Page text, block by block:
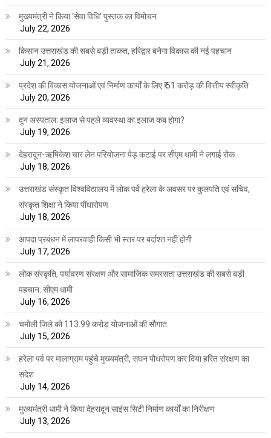
मुख्यमंत्री ने किया ‘सेवा विधि‘ पुस्तक का विमोचन
July 22, 2026
किसान उत्तराखंड की सबसे बड़ी ताकत, हरिद्वार बनेगा विकास की नई पहचान
July 21, 2026
प्रदेश की विकास योजनाओं एवं निर्माण कार्यों के लिए ₹ 51 करोड़ की वित्तीय स्वीकृति
July 20, 2026
दून अस्पताल: इलाज से पहले व्यवस्था का इलाज कब होगा?
July 19, 2026
देहरादून-ऋषिकेश चार लेन परियोजना पेड़ कटाई पर सीएम धामी ने लगाई रोक
July 18, 2026
उत्तराखंड संस्कृत विश्वविद्यालय में लोक पर्व हरेला के अवसर पर कुलपति एवं सचिव,
संस्कृत शिक्षा ने किया पौंधारोपण
July 18, 2026
आपदा प्रबंधन में लापरवाही किसी भी स्तर पर बर्दाश्त नहीं होगी
July 17, 2026
लोक संस्कृति, पर्यावरण संरक्षण और सामाजिक समरसता उत्तराखंड की सबसे बड़ी
पहचान: सीएम धामी
July 16, 2026
चमोली जिले को 113.99 करोड़ योजनाओं की सौगात
July 15, 2026
हरेला पर्व पर मालाग्राम पहुंचे मुख्यमंत्री, सघन पौधरोपण कर दिया हरित संरक्षण का
संदेश
July 14, 2026
मुख्यमंत्री धामी ने किया देहरादून साइंस सिटी निर्माण कार्यों का निरीक्षण
July 13, 2026